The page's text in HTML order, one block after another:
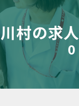
村の求人
0